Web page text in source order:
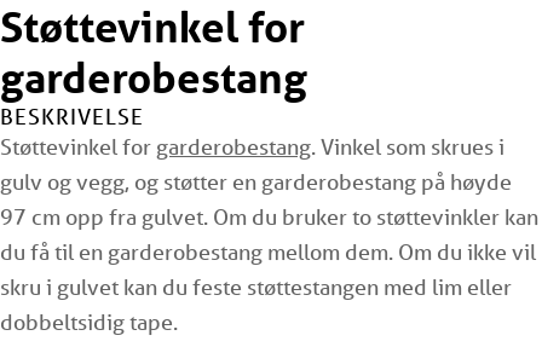
Støttevinkel for
garderobestang
BESKRIVELSE
Støttevinkel for garderobestang. Vinkel som skrues i
gulv og vegg, og støtter en garderobestang på høyde
97 cm opp fra gulvet. Om du bruker to støttevinkler kan
du få til en garderobestang mellom dem. Om du ikke vil
skru i gulvet kan du feste støttestangen med lim eller
dobbeltsidig tape.